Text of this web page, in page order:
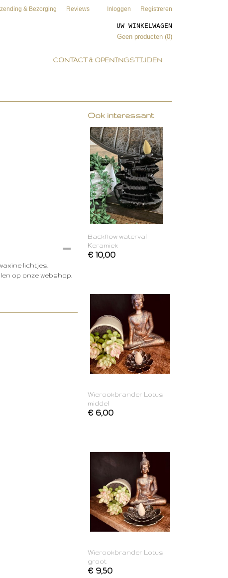
& Bezorging Reviews Inloggen Registreren
UW WINKELWAGEN
Geen producten (0)
CONTACT & OPENINGSTIJDEN
lichtjes.
op onze webshop.
Ook interessant
Backflow waterval
Keramiek
€ 10,00
Wierookbrander Lotus
middel
€ 6,00
Wierookbrander Lotus
groot
€ 9,50